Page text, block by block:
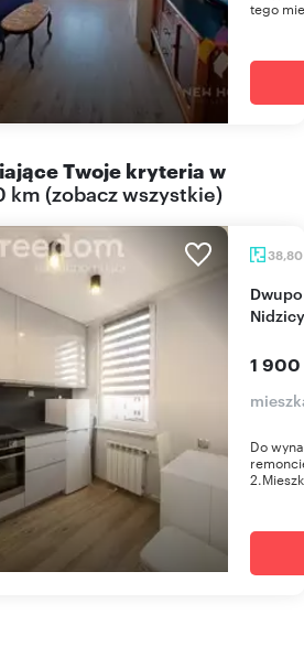
tego
Twoje kryteria w
km (zobacz wszystkie)
38,80
Dwupokojowe mieszkanie po remoncie, centrum
Nidzicy
1 900
Do